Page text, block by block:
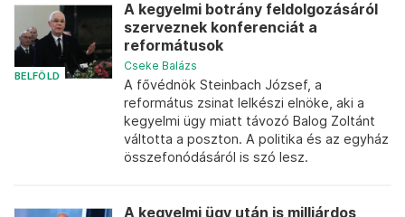
BELFÖLD
A kegyelmi botrány feldolgozásáról
szerveznek konferenciát a
reformátusok
Cseke Balázs
A fővédnök Steinbach József, a
református zsinat lelkészi elnöke, aki a
kegyelmi ügy miatt távozó Balog Zoltánt
váltotta a poszton. A politika és az egyház
összefonódásáról is szó lesz.
A kegyelmi ügy után is milliárdos